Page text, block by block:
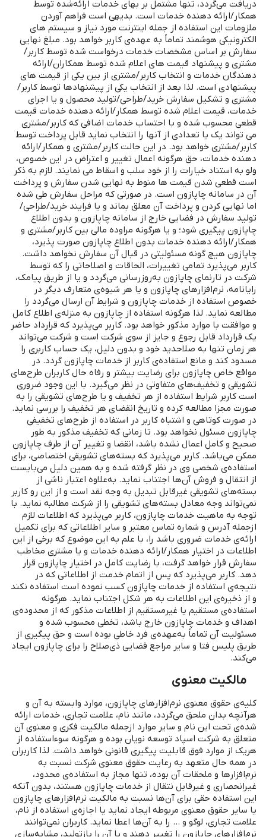
مالکیت معنوی
کلیه‌ی حقوق معنوی نرم‌افزارهای چاپازون، موارد وابسته به آن و
هرآنچه بدان ملحق می‌گردد، مانند نام، علامت تجاری، خدمات ارائه‌
شده‌ی تحت این نام و سایر موارد ازجمله مالکیت فکری و معنوی آن
متعلق به شرکت اسپاد توسعه نویان بوده و هرگونه سوءاستفاده از
هریک از موارد فوق قابلیت پیگیری قانونی خواهد داشت. لذا کاربران
در همه‌ حال متعهد به رعایت حقوق معنوی شرکت نسبت به
نرم‌افزارها و ملحقات آن بوده، تنها مجاز به استفاده‌ی محدود،
غیرانحصاری و غیرقابل‌ نتقال از خدمات چاپازون هستند، بدون آنکه
این استفاده حقی برای آن‌ها نسبت به مالکیت نرم‌افزارهای چاپازون
یا سایر حقوق معنوی مربوطه ایجاد نماید یا اجازه‌ی استفاده از نام،
علامت تجاری، لوگو و ... را به آن‌ها اعطا نماید. کاربران نمی‌‌توانند
نرم‌افزارهای چاپازون را تغییر دهند و یا آن را بازتولید، مشابه‌سازی